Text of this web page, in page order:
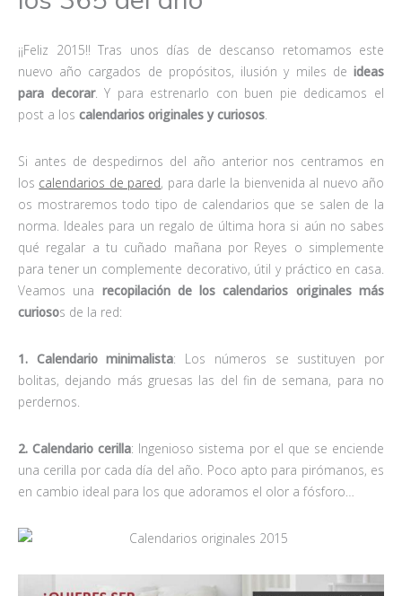
¡¡Feliz 2015!! Tras unos días de descanso retomamos este
nuevo año cargados de propósitos, ilusión y miles de ideas
para decorar. Y para estrenarlo con buen pie dedicamos el
post a los calendarios originales y curiosos.
Si antes de despedirnos del año anterior nos centramos en
los calendarios de pared, para darle la bienvenida al nuevo año
os mostraremos todo tipo de calendarios que se salen de la
norma. Ideales para un regalo de última hora si aún no sabes
qué regalar a tu cuñado mañana por Reyes o simplemente
para tener un complemente decorativo, útil y práctico en casa.
Veamos una recopilación de los calendarios originales más
curiosos de la red:
1. Calendario minimalista: Los números se sustituyen por
bolitas, dejando más gruesas las del fin de semana, para no
perdernos.
2. Calendario cerilla: Ingenioso sistema por el que se enciende
una cerilla por cada día del año. Poco apto para pirómanos, es
en cambio ideal para los que adoramos el olor a fósforo…